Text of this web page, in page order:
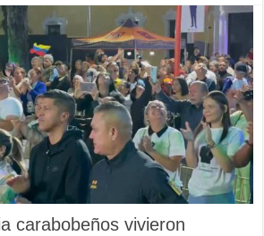
carabobeños vivieron